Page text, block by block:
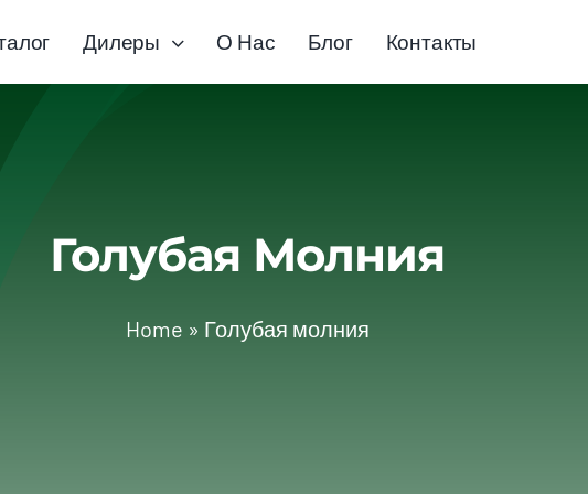
Дилеры О Нас Блог Контакты
Голубая Молния
Home » Голубая молния